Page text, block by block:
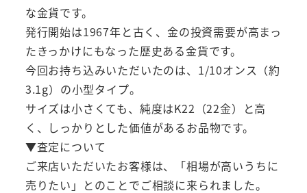
な金貨です。
発行開始は1967年と古く、金の投資需要が高まっ
たきっかけにもなった歴史ある金貨です。
今回お持ち込みいただいたのは、1/10オンス（約
3.1g）の小型タイプ。
サイズは小さくても、純度はK22（22金）と高
く、しっかりとした価値があるお品物です。
▼査定について
ご来店いただいたお客様は、「相場が高いうちに
売りたい」とのことでご相談に来られました。